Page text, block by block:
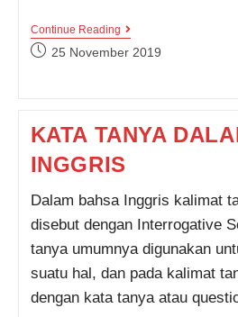
Continue ReadingPENGGUNAAN
VOICE/Kalimat
Post25 November 2019
KATA TANYA
INGGRIS
Dalam bahsa Inggris kalimat
disebut dengan Interrogative
tanya umumnya digunakan
suatu hal, dan pada kalimat
dengan kata tanya atau